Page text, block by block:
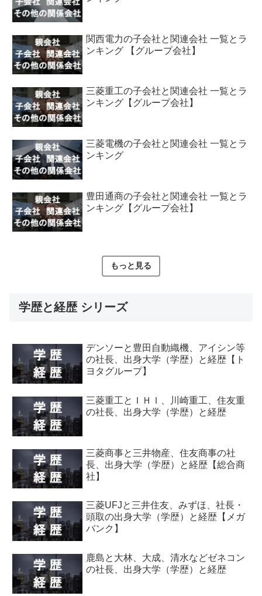
関西電力の子会社と関連会社 一覧とラ
ンキング 【グループ会社】
三菱重工の子会社と関連会社 一覧とラ
ンキング【グループ会社】
三菱電機の子会社と関連会社 一覧とラ
ンキング
豊田通商の子会社と関連会社 一覧とラ
ンキング【グループ会社】
もっと見る
学歴と経歴 シリーズ
デンソーと豊田自動織機、アイシン等
の社長、出身大学（学歴）と経歴【ト
ヨタグループ】
三菱重工とＩＨＩ、川崎重工、住友重
の社長、出身大学（学歴）と経歴
三菱商事と三井物産、住友商事の社
長、出身大学（学歴）と経歴【総合商
社】
三菱UFJと三井住友、みずほ、社長・
頭取の出身大学（学歴）と経歴【メガ
バンク】
鹿島と大林、大成、清水などゼネコン
の社長、出身大学（学歴）と経歴